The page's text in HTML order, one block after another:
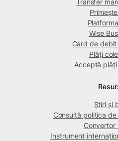
Wise
Card de
Plăți
Acceptă
Știri și
Consultă politica
Convertor
Instrument